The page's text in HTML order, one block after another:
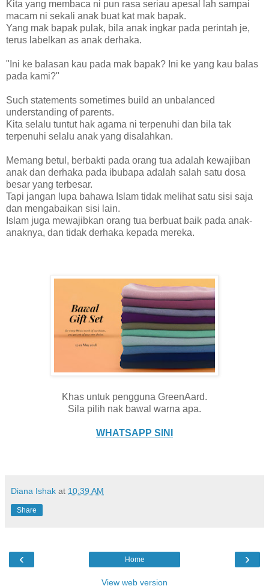
Kita yang membaca ni pun rasa seriau apesal lah sampai
macam ni sekali anak buat kat mak bapak.
Yang mak bapak pulak, bila anak ingkar pada perintah je,
terus labelkan as anak derhaka.
"Ini ke balasan kau pada mak bapak? Ini ke yang kau balas
pada kami?"
Such statements sometimes build an unbalanced
understanding of parents.
Kita selalu tuntut hak agama ni terpenuhi dan bila tak
terpenuhi selalu anak yang disalahkan.
Memang betul, berbakti pada orang tua adalah kewajiban
anak dan derhaka pada ibubapa adalah salah satu dosa
besar yang terbesar.
Tapi jangan lupa bahawa Islam tidak melihat satu sisi saja
dan mengabaikan sisi lain.
Islam juga mewajibkan orang tua berbuat baik pada anak-
anaknya, dan tidak derhaka kepada mereka.
Khas untuk pengguna GreenAard.
Sila pilih nak bawal warna apa.
WHATSAPP SINI
Diana Ishak at 10:39 AM
Share
‹ ›
Home
View web version